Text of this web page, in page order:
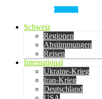
Schweiz
Regionen
Abstimmungen
Reisen
International
Ukraine-Krieg
Iran-Krieg
Deutschland